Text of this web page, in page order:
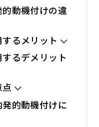
動機付けの違
るメリット
るデメリット
的動機付けに